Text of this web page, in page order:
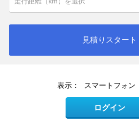
見積りスタート
表示： スマートフォン
ログイン